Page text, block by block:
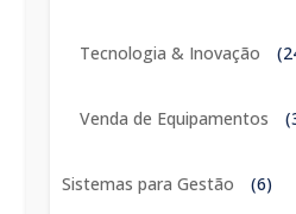
Tecnologia & Inovação
Venda de Equipamentos
Sistemas para Gestão (6)